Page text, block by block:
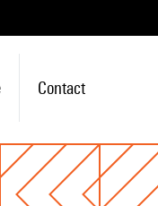
Contact